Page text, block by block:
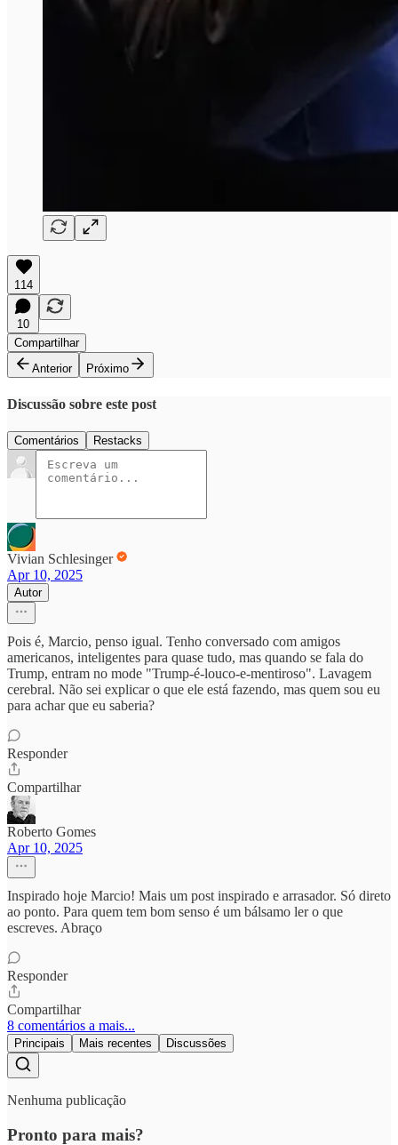
114
10
Compartilhar
Anterior
Próximo
Discussão sobre este post
Comentários Restacks
Vivian Schlesinger
Apr 10, 2025
Autor
Pois é, Marcio, penso igual. Tenho conversado com amigos
americanos, inteligentes para quase tudo, mas quando se fala do
Trump, entram no mode "Trump-é-louco-e-mentiroso". Lavagem
cerebral. Não sei explicar o que ele está fazendo, mas quem sou eu
para achar que eu saberia?
Responder
Compartilhar
Roberto Gomes
Apr 10, 2025
Inspirado hoje Marcio! Mais um post inspirado e arrasador. Só direto
ao ponto. Para quem tem bom senso é um bálsamo ler o que
escreves. Abraço
Responder
Compartilhar
8 comentários a mais...
Principais Mais recentes Discussões
Nenhuma publicação
Pronto para mais?